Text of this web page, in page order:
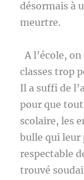
désormais à
meurtre.
A l’école,
classes trop
Il a suffi de
pour que tout
scolaire, les
bulle qui leur
respectable
trouvé